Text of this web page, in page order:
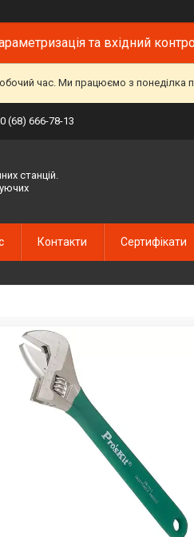
та вхідний
час. Ми працюємо з
(68) 666-78-13
станцій.
Контакти Сертифікати